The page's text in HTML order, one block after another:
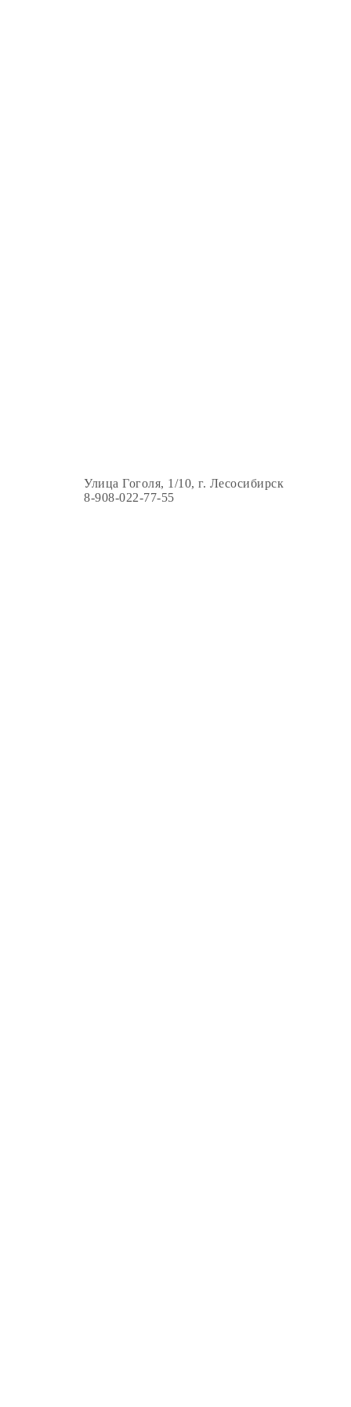
Улица Гоголя, 1/10, г. Лесосибирск
8-908-022-77-55